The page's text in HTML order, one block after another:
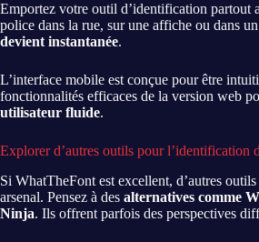
Emportez votre outil d’identification partout
police dans la rue, sur une affiche ou dans
devient instantanée.
L’interface mobile est conçue pour être
fonctionnalités efficaces de la version web
utilisateur fluide.
Explorer d’autres outils pour l’identification
Si WhatTheFont est excellent, d’autres
arsenal. Pensez à des alternatives comme
Ninja. Ils offrent parfois des perspectives